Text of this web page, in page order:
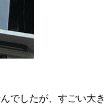
でしたが、すごい